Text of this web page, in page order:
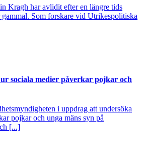
Kragh har avlidit efter en längre tids
Som forskare vid Utrikespolitiska
sociala medier påverkar pojkar och
i uppdrag att undersöka
pojkar och unga mäns syn på
[...]